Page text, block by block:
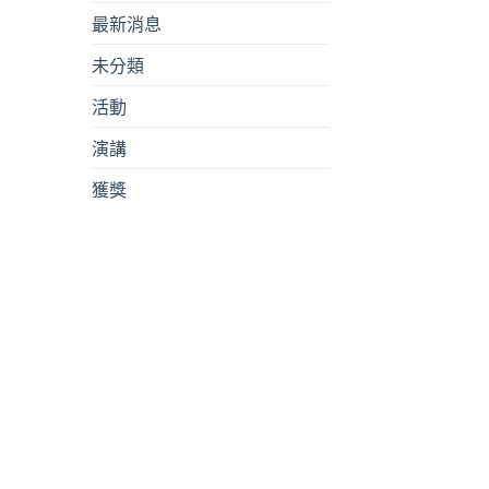
最新消息
未分類
活動
演講
獲獎